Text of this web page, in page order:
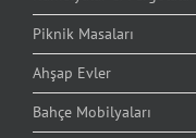
Piknik Masaları
Ahşap Evler
Bahçe Mobilyaları